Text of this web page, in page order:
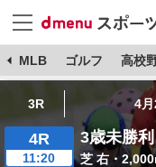
MLB ゴルフ 高校
3R 4
4R
11:20
3歳未勝利
芝 右・